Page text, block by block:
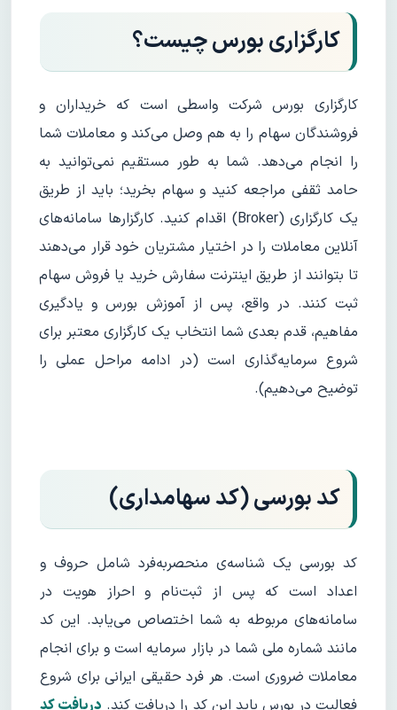
کارگزاری بورس چیست؟
کارگزاری بورس شرکت واسطی است که خریداران و
فروشندگان سهام را به هم وصل می‌کند و معاملات شما
را انجام می‌دهد. شما به طور مستقیم نمی‌توانید به
حامد ثقفی مراجعه کنید و سهام بخرید؛ باید از طریق
یک کارگزاری (Broker) اقدام کنید. کارگزارها سامانه‌های
آنلاین معاملات را در اختیار مشتریان خود قرار می‌دهند
تا بتوانند از طریق اینترنت سفارش خرید یا فروش سهام
ثبت کنند. در واقع، پس از آموزش بورس و یادگیری
مفاهیم، قدم بعدی شما انتخاب یک کارگزاری معتبر برای
شروع سرمایه‌گذاری است (در ادامه مراحل عملی را
توضیح می‌دهیم).
کد بورسی (کد سهامداری)
کد بورسی یک شناسه‌ی منحصر‌به‌فرد شامل حروف و
اعداد است که پس از ثبت‌نام و احراز هویت در
سامانه‌های مربوطه به شما اختصاص می‌یابد. این کد
مانند شماره ملی شما در بازار سرمایه است و برای انجام
معاملات ضروری است. هر فرد حقیقی ایرانی برای شروع
فعالیت در بورس باید این کد را دریافت کند. دریافت کد